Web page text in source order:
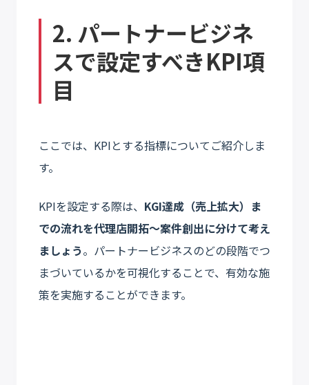
2. パートナービジネ
スで設定すべきKPI項
目
ここでは、KPIとする指標についてご紹介しま
す。
KPIを設定する際は、 KGI達成（売上拡大）ま
での流れを代理店開拓〜案件創出に分けて考え
ましょう。パートナービジネスのどの段階でつ
まづいているかを可視化することで、有効な施
策を実施することができます。